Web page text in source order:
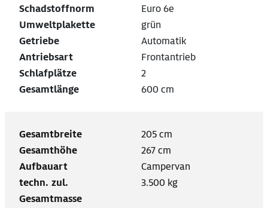
Schadstoffnorm
Euro 6e
Umweltplakette
grün
Getriebe
Automatik
Antriebsart
Frontantrieb
Schlafplätze
2
Gesamtlänge
600 cm
Gesamtbreite
205 cm
Gesamthöhe
267 cm
Aufbauart
Campervan
techn. zul.
Gesamtmasse
3.500 kg